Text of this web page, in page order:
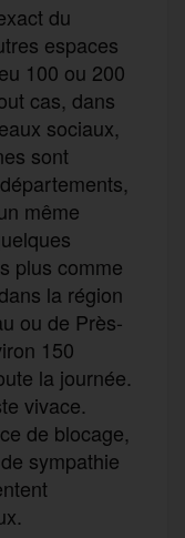
du
espaces
100 ou 200
cas, dans
sociaux,
sont
même
plus comme
la région
ou de Près-
150
la journée.
vivace.
de blocage,
sympathie